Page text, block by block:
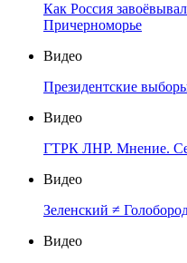
Как Россия
Причерноморье
Видео
Президентские
Видео
ГТРК ЛНР. Мнение.
Видео
Зеленский ≠
Видео